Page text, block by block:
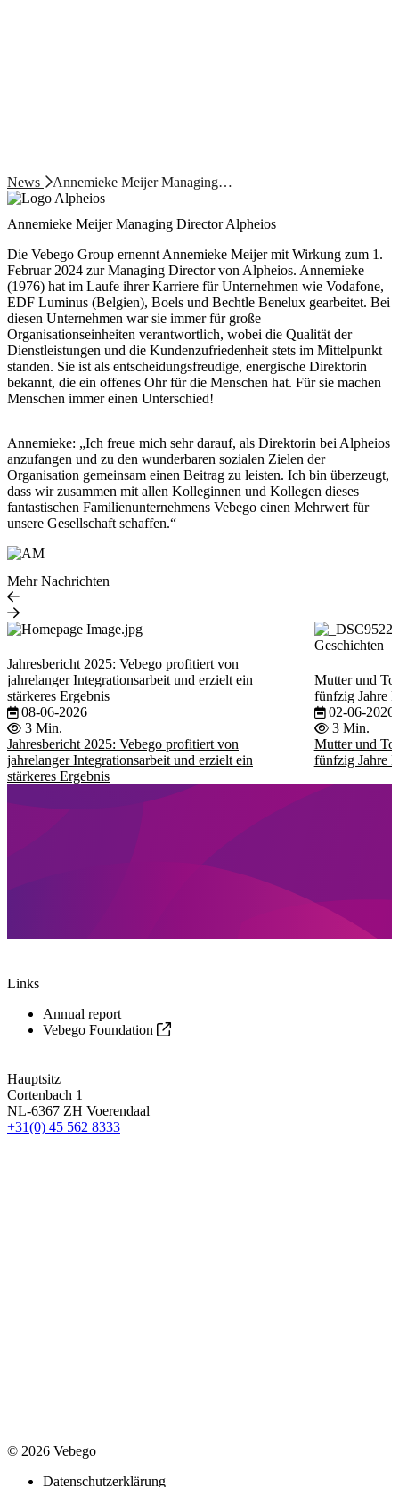
News Annemieke Meijer Managing…
Annemieke Meijer Managing Director Alpheios
Die Vebego Group ernennt Annemieke Meijer mit Wirkung zum 1.
Februar 2024 zur Managing Director von Alpheios. Annemieke
(1976) hat im Laufe ihrer Karriere für Unternehmen wie Vodafone,
EDF Luminus (Belgien), Boels und Bechtle Benelux gearbeitet. Bei
diesen Unternehmen war sie immer für große
Organisationseinheiten verantwortlich, wobei die Qualität der
Dienstleistungen und die Kundenzufriedenheit stets im Mittelpunkt
standen. Sie ist als entscheidungsfreudige, energische Direktorin
bekannt, die ein offenes Ohr für die Menschen hat. Für sie machen
Menschen immer einen Unterschied!
Annemieke: „Ich freue mich sehr darauf, als Direktorin bei Alpheios
anzufangen und zu den wunderbaren sozialen Zielen der
Organisation gemeinsam einen Beitrag zu leisten. Ich bin überzeugt,
dass wir zusammen mit allen Kolleginnen und Kollegen dieses
fantastischen Familienunternehmens Vebego einen Mehrwert für
unsere Gesellschaft schaffen.“
Mehr Nachrichten
Jahresbericht 2025: Vebego profitiert von
jahrelanger Integrationsarbeit und erzielt ein
stärkeres Ergebnis
08-06-2026
3 Min.
Jahresbericht 2025: Vebego profitiert von
jahrelanger Integrationsarbeit und erzielt ein
stärkeres Ergebnis
Geschichten
Mutter und
fünfzig Jahre
02-06-2026
3 Min.
Mutter und
fünfzig Jahre
Links
Annual report
Vebego Foundation
Hauptsitz
Cortenbach 1
NL-6367 ZH Voerendaal
+31(0) 45 562 8333
© 2026 Vebego
Datenschutzerklärung